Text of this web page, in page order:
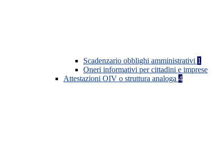
Scadenzario obblighi amministrativi 1
Oneri informativi per cittadini e imprese
Attestazioni OIV o struttura analoga 4